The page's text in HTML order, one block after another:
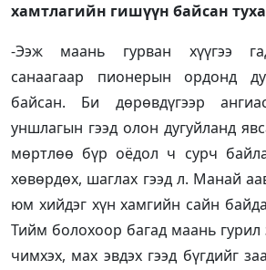
хамтлагийн гишүүн байсан
-Ээж маань гурван хүүгээ
санаагаар пионерын ордонд
байсан. Би дөрөвдүгээр
уншлагын гээд олон дугуйланд
мөртлөө бүр оёдол ч сурч
хөвөрдөх, шаглах гээд л. Манай
юм хийдэг хүн хамгийн сайн
Тийм болохоор багад маань гурил
чимхэх, мах эвдэх гээд бүгдийг